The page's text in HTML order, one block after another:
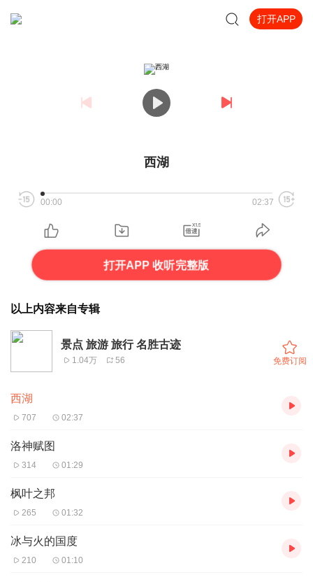
打开APP
西湖
00:00 02:37
打开APP 收听完整版
以上内容来自专辑
景点 旅游 旅行 名胜古迹
1.04万 56 免费订阅
西湖
707 02:37
洛神赋图
314 01:29
枫叶之邦
265 01:32
冰与火的国度
210 01:10